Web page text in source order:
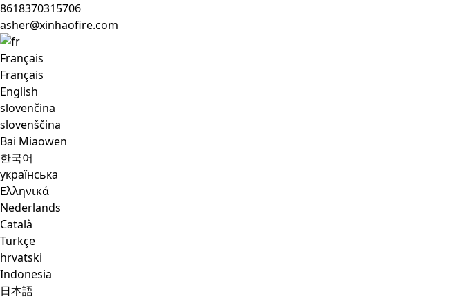
8618370315706
asher@xinhaofire.com
Français
Français
English
slovenčina
slovenščina
Bai Miaowen
한국어
українська
Ελληνικά
Nederlands
Català
Türkçe
hrvatski
Indonesia
日本語